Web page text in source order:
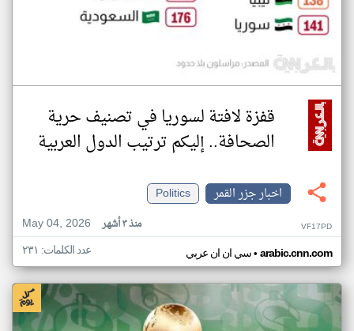
قفزة لافتة لسوريا في تصنيف حرية
الصحافة.. إليكم ترتيب الدول العربية
اخبار جزر القمر
Politics
May 04, 2026
منذ ٣ أشهر VF17PD
سي ان ان عربي• arabic.cnn.com عدد الكلمات: ٢٣١